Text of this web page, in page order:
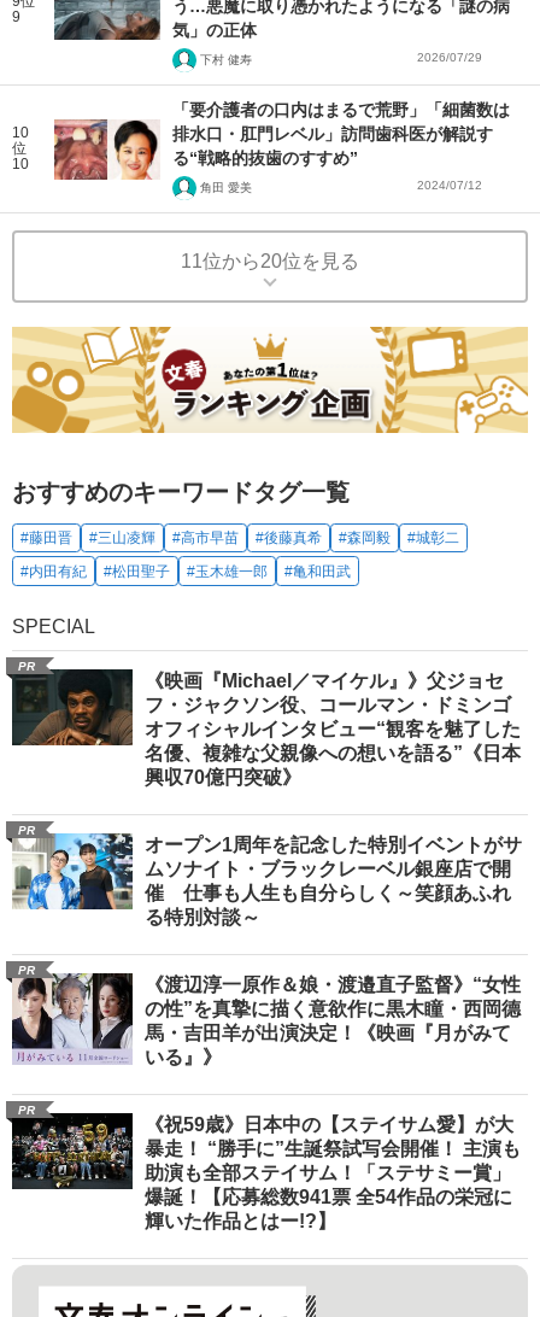
9
う…悪魔に取り憑かれたようになる「謎の病
気」の正体
下村 健寿 2026/07/29
10
位
10
「要介護者の口内はまるで荒野」「細菌数は
排水口・肛門レベル」訪問歯科医が解説す
る“戦略的抜歯のすすめ”
角田 愛美 2024/07/12
11位から20位を見る
おすすめのキーワードタグ一覧
#藤田晋 #三山凌輝 #高市早苗 #後藤真希 #森岡毅
#城彰二
#内田有紀
#松田聖子 #玉木雄一郎 #亀和田武
SPECIAL
PR
《映画『Michael／マイケル』》父ジョセ
フ・ジャクソン役、コールマン・ドミンゴ
オフィシャルインタビュー“観客を魅了した
名優、複雑な父親像への想いを語る”《日本
興収70億円突破》
PR
オープン1周年を記念した特別イベントがサ
ムソナイト・ブラックレーベル銀座店で開
催 仕事も人生も自分らしく～笑顔あふれ
る特別対談～
PR
《渡辺淳一原作＆娘・渡邉直子監督》“女性
の性”を真摯に描く意欲作に黒木瞳・西岡德
馬・吉田羊が出演決定！《映画『月がみて
いる』》
PR
《祝59歳》日本中の【ステイサム愛】が大
暴走！ “勝手に”生誕祭試写会開催！ 主演も
助演も全部ステイサム！「ステサミー賞」
爆誕！【応募総数941票 全54作品の栄冠に
輝いた作品とはー!?】